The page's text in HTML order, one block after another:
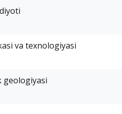
va texnologiyasi
geologiyasi